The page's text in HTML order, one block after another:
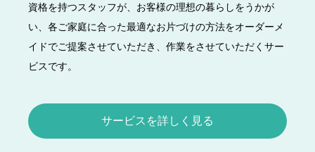
資格を持つスタッフが、お客様の理想の暮らしをうかが
い、各ご家庭に合った最適なお片づけの方法をオーダーメ
イドでご提案させていただき、作業をさせていただくサー
ビスです。
サービスを詳しく見る